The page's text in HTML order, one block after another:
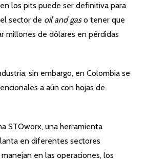
los pits puede ser definitiva para
sector de oil and gaso tener que
millones de dólares en pérdidas
sin embargo, en Colombia se
a aún con hojas de
STOworx, una herramienta
en diferentes sectores
en las operaciones, los